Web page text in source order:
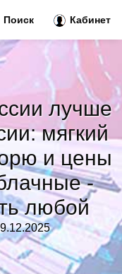
лучше
мягкий
и цены
-
любой
Поиск Кабинет